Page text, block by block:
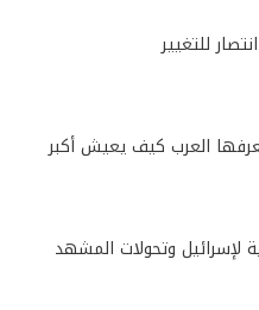
للتغيير
العرب كيف يعيش أكبر
لإسرائيل وتحولات المشهد